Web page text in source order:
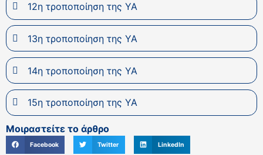
12η τροποποίηση της ΥΑ
13η τροποποίηση της ΥΑ
14η τροποποίηση της ΥΑ
15η τροποποίηση της ΥΑ
Μοιραστείτε το άρθρο
Facebook Twitter LinkedIn